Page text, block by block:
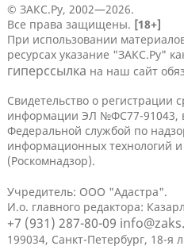
© ЗАКС.Ру, 2002—2026.
Все права защищены. [18+]
При использовании
ресурсах указание "ЗАКС.Ру"
гиперссылка на наш сайт
Свидетельство о регистрации
информации ЭЛ №ФС77-91043,
Федеральной службой по
информационных технологий
(Роскомнадзор).
Учредитель: ООО "Адастра".
И.о. главного редактора:
+7 (931) 287-80-09
199034, Санкт-Петербург, 18-я